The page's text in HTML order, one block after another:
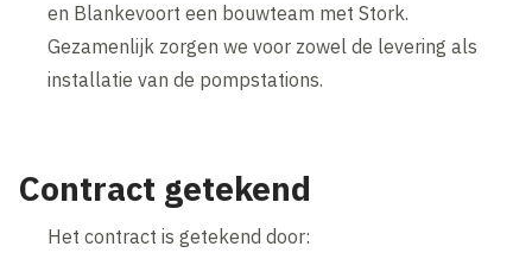
en Blankevoort een bouwteam met Stork.
Gezamenlijk zorgen we voor zowel de levering als
installatie van de pompstations.
Contract getekend
Het contract is getekend door: